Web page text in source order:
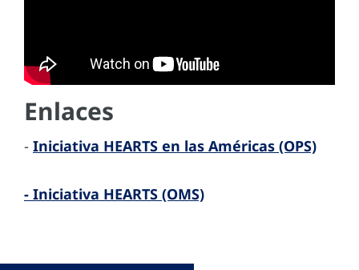
Enlaces
- Iniciativa HEARTS en las Américas (OPS)
- Iniciativa HEARTS (OMS)